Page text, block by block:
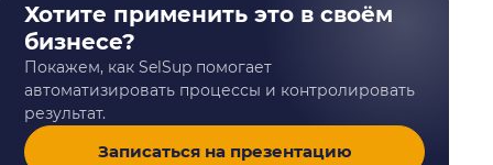
Хотите применить это в своём
бизнесе?
Покажем, как SelSup помогает
автоматизировать процессы и контролировать
результат.
Записаться на презентацию